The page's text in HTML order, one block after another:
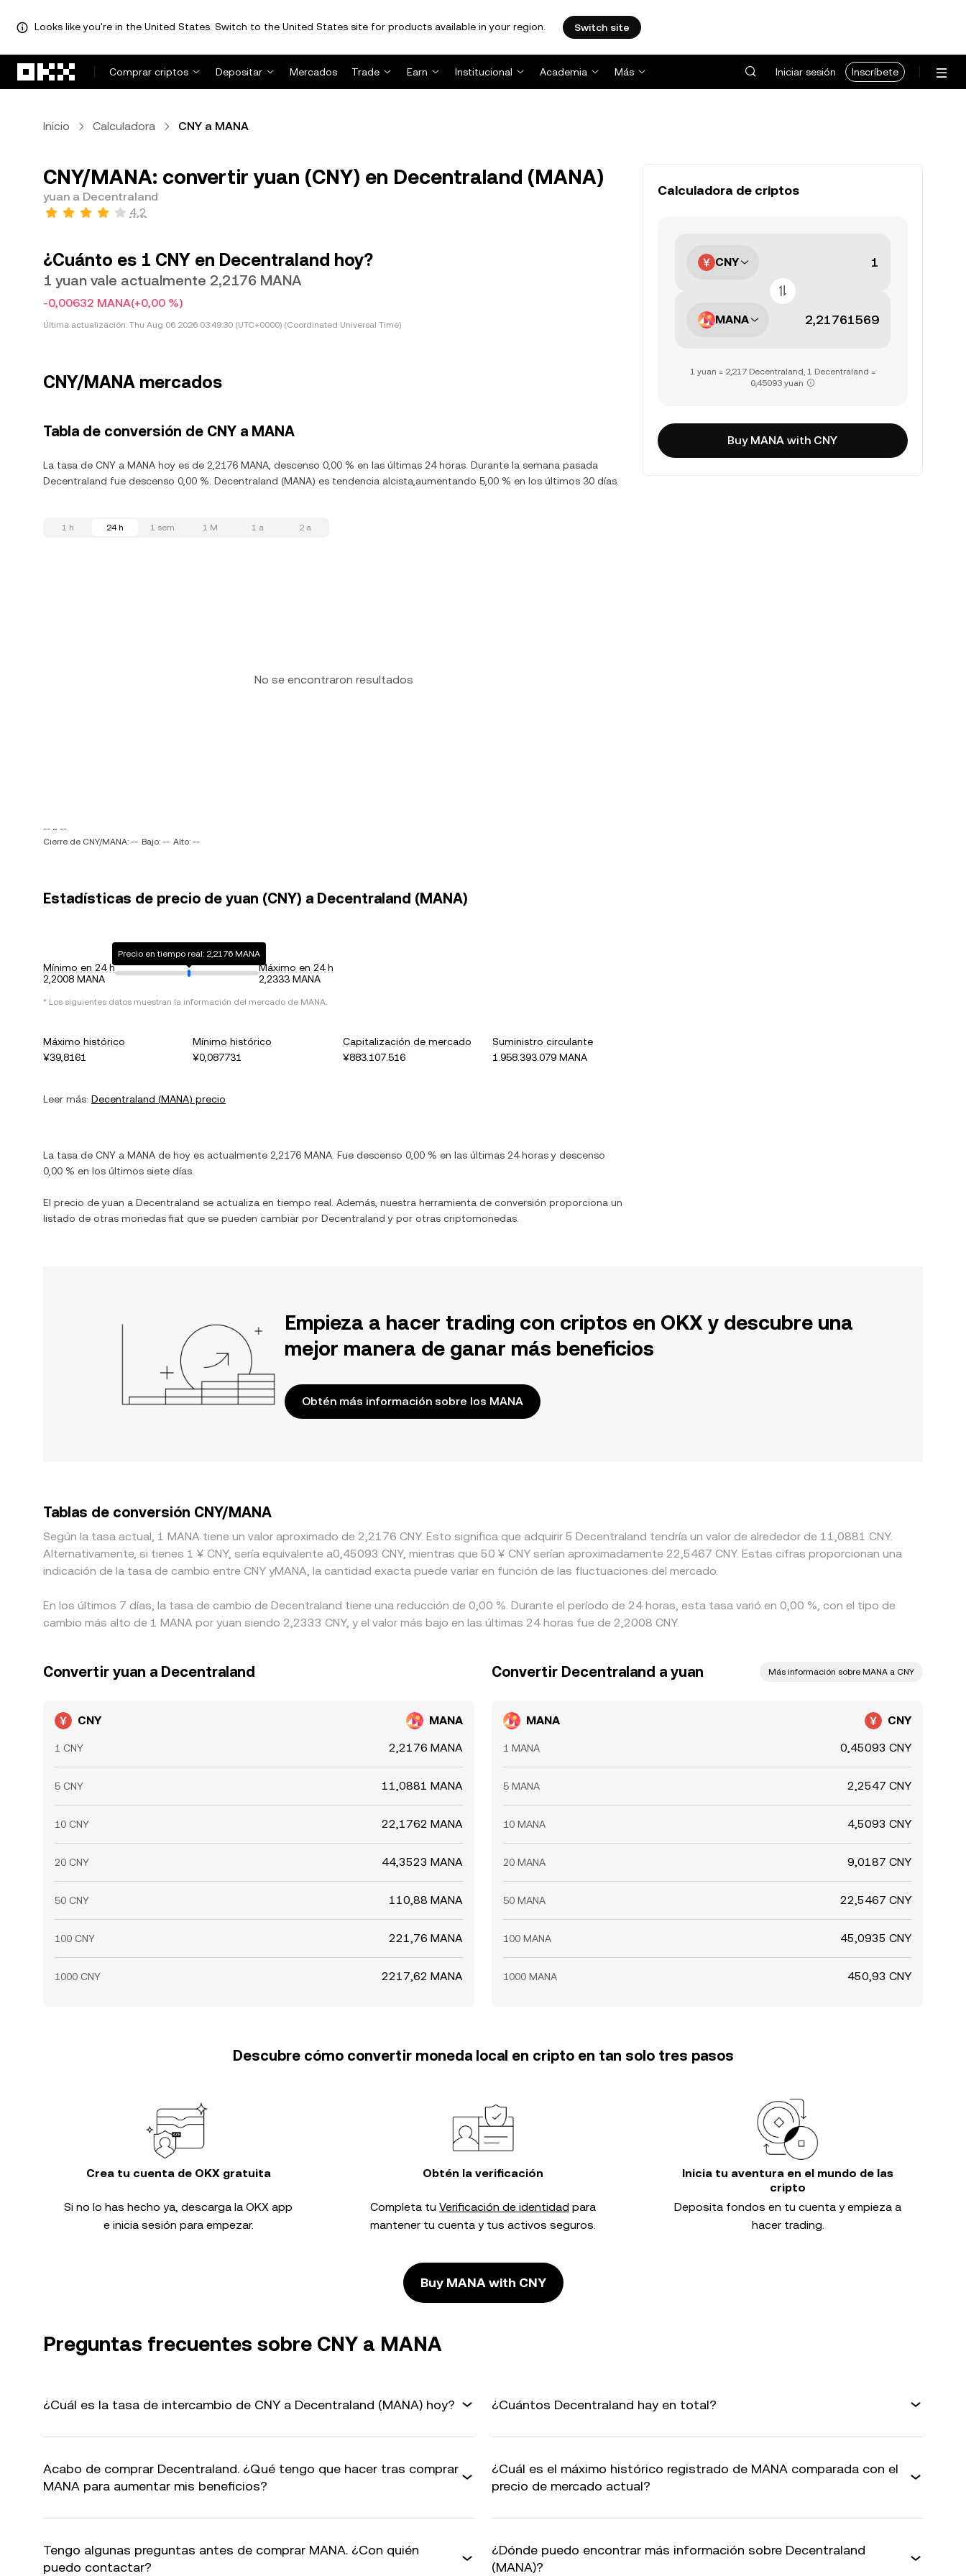
Looks like you're in the United States. Switch to the United States site for products available in your region. Switch site
Comprar criptos
Depositar Mercados Trade Earn Institucional Academia Más Iniciar sesión Inscríbete
Inicio Calculadora CNY a MANA
CNY/MANA: convertir yuan (CNY) en Decentraland (MANA)
yuan a Decentraland
4,2
¿Cuánto es 1 CNY en Decentraland hoy?
1 yuan vale actualmente 2,2176 MANA
-0,00632 MANA(+0,00 %)
Última actualización: Thu Aug 06 2026 03:49:30 (UTC+0000) (Coordinated Universal Time)
CNY/MANA mercados
Tabla de conversión de CNY a MANA
La tasa de CNY a MANA hoy es de 2,2176 MANA, descenso 0,00 % en las últimas 24 horas. Durante la semana pasada
Decentraland fue descenso 0,00 %. Decentraland (MANA) es tendencia alcista,aumentando 5,00 % en los últimos 30 días.
1 h 24 h 1 sem 1 M 1 a 2 a
No se encontraron resultados
-- ~ --
Cierre de CNY/MANA: -- Bajo: -- Alto: --
Estadísticas de precio de yuan (CNY) a Decentraland (MANA)
Mínimo en 24 h
2,2008 MANA
Precio en tiempo real: 2,2176 MANA
Máximo en 24 h
2,2333 MANA
* Los siguientes datos muestran la información del mercado de MANA.
Máximo histórico
¥39,8161
Mínimo histórico
¥0,087731
Capitalización de mercado
¥883.107.516
Suministro circulante
1.958.393.079 MANA
Leer más: Decentraland (MANA) precio
La tasa de CNY a MANA de hoy es actualmente 2,2176 MANA . Fue descenso 0,00 % en las últimas 24 horas y descenso
0,00 % en los últimos siete días.
El precio deyuan a Decentraland se actualiza en tiempo real. Además, nuestra herramienta de conversión proporciona un
listado de otras monedas fiat que se pueden cambiar por Decentraland y por otras criptomonedas.
Calculadora de criptos
CNY
MANA
1 yuan = 2,217 Decentraland, 1 Decentraland =
0,45093 yuan
Buy MANA with CNY
Empieza a hacer trading con criptos en OKX y descubre una
mejor manera de ganar más beneficios
Obtén más información sobre los MANA
Tablas de conversión CNY/MANA
Según la tasa actual, 1 MANA tiene un valor aproximado de 2,2176 CNY. Esto significa que adquirir 5 Decentraland tendría un valor de alrededor de 11,0881 CNY.
Alternativamente, si tienes 1 ¥ CNY, sería equivalente a0,45093 CNY, mientras que 50 ¥ CNY serían aproximadamente 22,5467 CNY. Estas cifras proporcionan una
indicación de la tasa de cambio entre CNY yMANA, la cantidad exacta puede variar en función de las fluctuaciones del mercado.
En los últimos 7 días, la tasa de cambio de Decentraland tiene una reducción de 0,00 %. Durante el período de 24 horas, esta tasa varió en 0,00 %, con el tipo de
cambio más alto de 1 MANA por yuan siendo 2,2333 CNY, y el valor más bajo en las últimas 24 horas fue de 2,2008 CNY.
Convertir yuan a Decentraland
CNY MANA
1 CNY 2,2176 MANA
5 CNY 11,0881 MANA
10 CNY 22,1762 MANA
20 CNY 44,3523 MANA
50 CNY 110,88 MANA
100 CNY 221,76 MANA
1000 CNY 2217,62 MANA
Convertir Decentraland a yuan Más información sobre MANA a CNY
MANA CNY
1 MANA 0,45093 CNY
5 MANA 2,2547 CNY
10 MANA 4,5093 CNY
20 MANA 9,0187 CNY
50 MANA 22,5467 CNY
100 MANA 45,0935 CNY
1000 MANA 450,93 CNY
Descubre cómo convertir moneda local en cripto en tan solo tres pasos
Crea tu cuenta de OKX gratuita
Si no lo has hecho ya, descarga la OKX app
e inicia sesión para empezar.
Obtén la verificación
Completa tu Verificación de identidad para
mantener tu cuenta y tus activos seguros.
Inicia tu aventura en el mundo de las
cripto
Deposita fondos en tu cuenta y empieza a
hacer trading.
Buy MANA with CNY
Preguntas frecuentes sobre CNY a MANA
¿Cuál es la tasa de intercambio de CNY a Decentraland (MANA) hoy? ¿Cuántos Decentraland hay en total?
Acabo de comprar Decentraland. ¿Qué tengo que hacer tras comprar
MANA para aumentar mis beneficios?
¿Cuál es el máximo histórico registrado de MANA comparada con el
precio de mercado actual?
Tengo algunas preguntas antes de comprar MANA. ¿Con quién
puedo contactar?
¿Dónde puedo encontrar más información sobre Decentraland
(MANA)?